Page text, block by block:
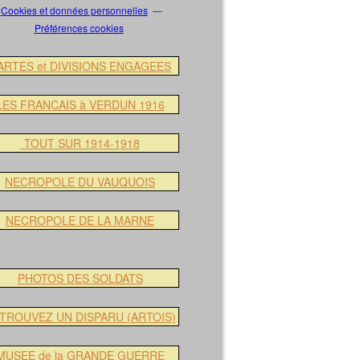
Cookies et données personnelles
Préférences cookies
et DIVISIONS ENGAGEES
FRANCAIS à VERDUN 1916
TOUT SUR 1914-1918
NECROPOLE DU VAUQUOIS
NECROPOLE DE LA MARNE
PHOTOS DES SOLDATS
UN DISPARU (ARTOIS)
de la GRANDE GUERRE